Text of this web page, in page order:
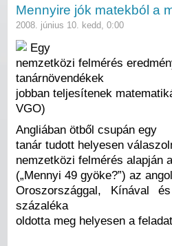
Mennyire jók matekból a
2008. június 10. kedd, 0:00
Egy
nemzetközi felmérés
tanárnövendékek
jobban teljesítenek
VGO)
Angliában ötből csupán egy
tanár tudott helyesen
nemzetközi felmérés alapján
(„Mennyi 49 gyöke?”) az
Oroszországgal, Kínával
százaléka
oldotta meg helyesen a